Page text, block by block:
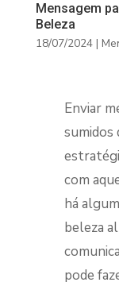
Mensagem
Beleza
18/07/2024|
Enviar
sumidos
com
há
beleza
pode